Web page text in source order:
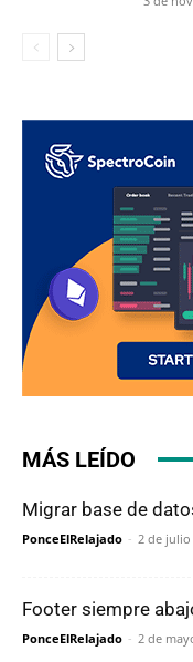
MÁS LEÍDO
Migrar base de
PonceElRelajado - 2 de julio
Footer siempre
PonceElRelajado - 2 de